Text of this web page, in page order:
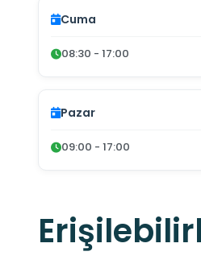
Cuma
08:30 - 17:00
Pazar
09:00 - 17:00